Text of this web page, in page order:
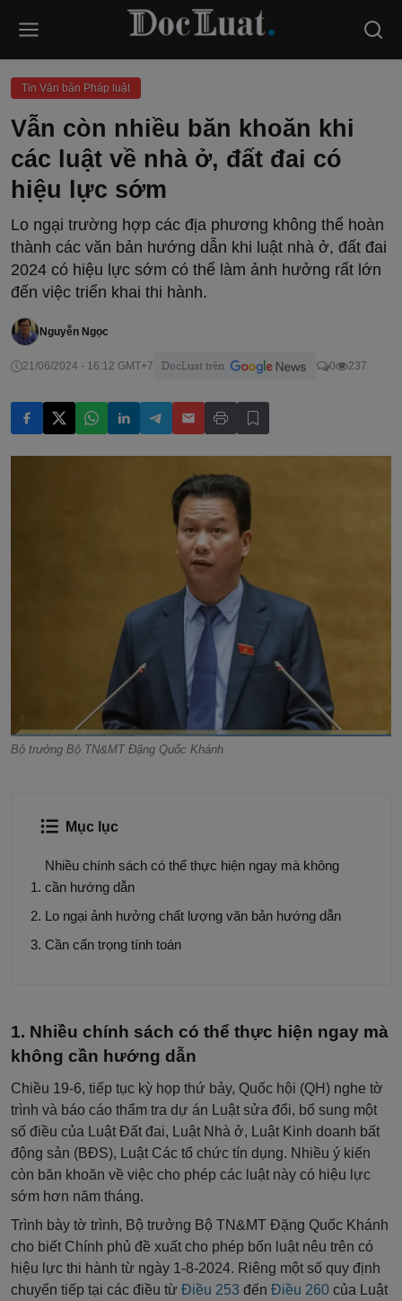
Tin Văn bản Pháp luật
Vẫn còn nhiều băn khoăn khi
các luật về nhà ở, đất đai có
hiệu lực sớm
Lo ngại trường hợp các địa phương không thể hoàn
thành các văn bản hướng dẫn khi luật nhà ở, đất đai
2024 có hiệu lực sớm có thể làm ảnh hưởng rất lớn
đến việc triển khai thi hành.
Nguyễn Ngọc
21/06/2024 - 16:12 GMT+7 0 237
Bộ trưởng Bộ TN&MT Đặng Quốc Khánh
Mục lục
Nhiều chính sách có thể thực hiện ngay mà không
cần hướng dẫn
Lo ngại ảnh hưởng chất lượng văn bản hướng dẫn
Cần cẩn trọng tính toán
Nhiều chính sách có thể thực hiện ngay mà
không cần hướng dẫn
Chiều 19-6, tiếp tục kỳ họp thứ bảy, Quốc hội (QH) nghe tờ
trình và báo cáo thẩm tra dự án Luật sửa đổi, bổ sung một
số điều của Luật Đất đai, Luật Nhà ở, Luật Kinh doanh bất
động sản (BĐS), Luật Các tổ chức tín dụng. Nhiều ý kiến
còn băn khoăn về việc cho phép các luật này có hiệu lực
sớm hơn năm tháng.
Trình bày tờ trình, Bộ trưởng Bộ TN&MT Đặng Quốc Khánh
cho biết Chính phủ đề xuất cho phép bốn luật nêu trên có
hiệu lực thi hành từ ngày 1-8-2024. Riêng một số quy định
chuyển tiếp tại các điều từ Điều 253 đến Điều 260 của Luật